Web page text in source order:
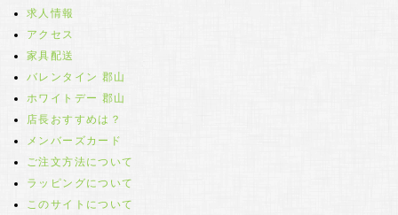
求人情報
アクセス
家具配送
バレンタイン 郡山
ホワイトデー 郡山
店長おすすめは？
メンバーズカード
ご注文方法について
ラッピングについて
このサイトについて